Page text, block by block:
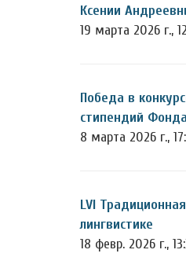
Ксении
19 марта 2026 г.,
Победа в
стипендий
8 марта 2026 г.,
LVI
лингвистике
18 февр. 2026 г.,